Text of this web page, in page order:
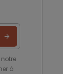
notre
à